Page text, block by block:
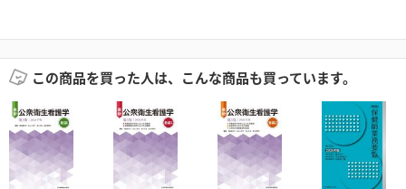
この商品を買った人は、こんな商品も買っています。